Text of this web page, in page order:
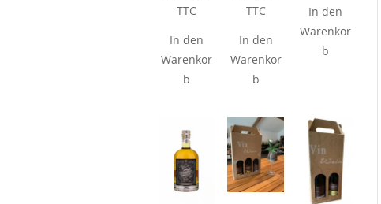
TTC
In den
Warenkor
b
TTC
In den
Warenkor
b
In den
Warenkor
b